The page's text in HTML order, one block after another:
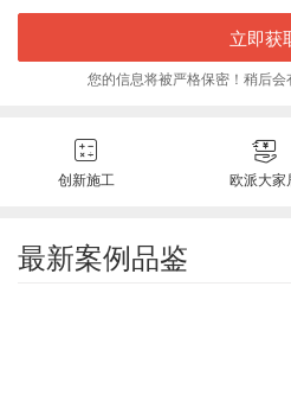
立即获
您的信息将被严格保密！稍后
创新施工 欧派大家
最新案例品鉴